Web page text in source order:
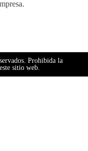
Prohibida la
sitio web.